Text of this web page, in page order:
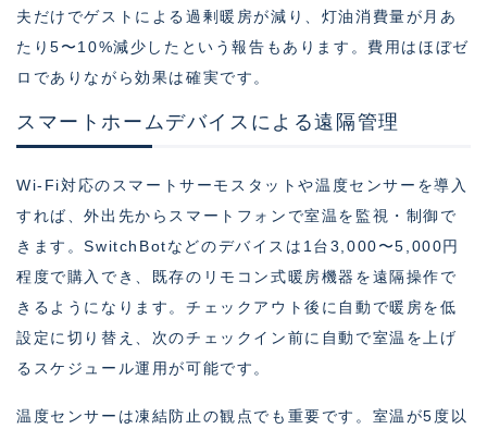
夫だけでゲストによる過剰暖房が減り、灯油消費量が月あ
たり5〜10%減少したという報告もあります。費用はほぼゼ
ロでありながら効果は確実です。
スマートホームデバイスによる遠隔管理
Wi-Fi対応のスマートサーモスタットや温度センサーを導入
すれば、外出先からスマートフォンで室温を監視・制御で
きます。SwitchBotなどのデバイスは1台3,000〜5,000円
程度で購入でき、既存のリモコン式暖房機器を遠隔操作で
きるようになります。チェックアウト後に自動で暖房を低
設定に切り替え、次のチェックイン前に自動で室温を上げ
るスケジュール運用が可能です。
温度センサーは凍結防止の観点でも重要です。室温が5度以